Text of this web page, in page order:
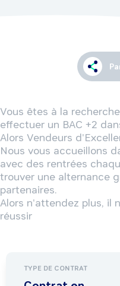
Vous êtes à la
effectuer un BAC +2
Alors Vendeurs
Nous vous accueillons
avec des rentrées
trouver une alternance
partenaires.
Alors n'attendez plus, il
réussir
TYPE DE CONTRAT